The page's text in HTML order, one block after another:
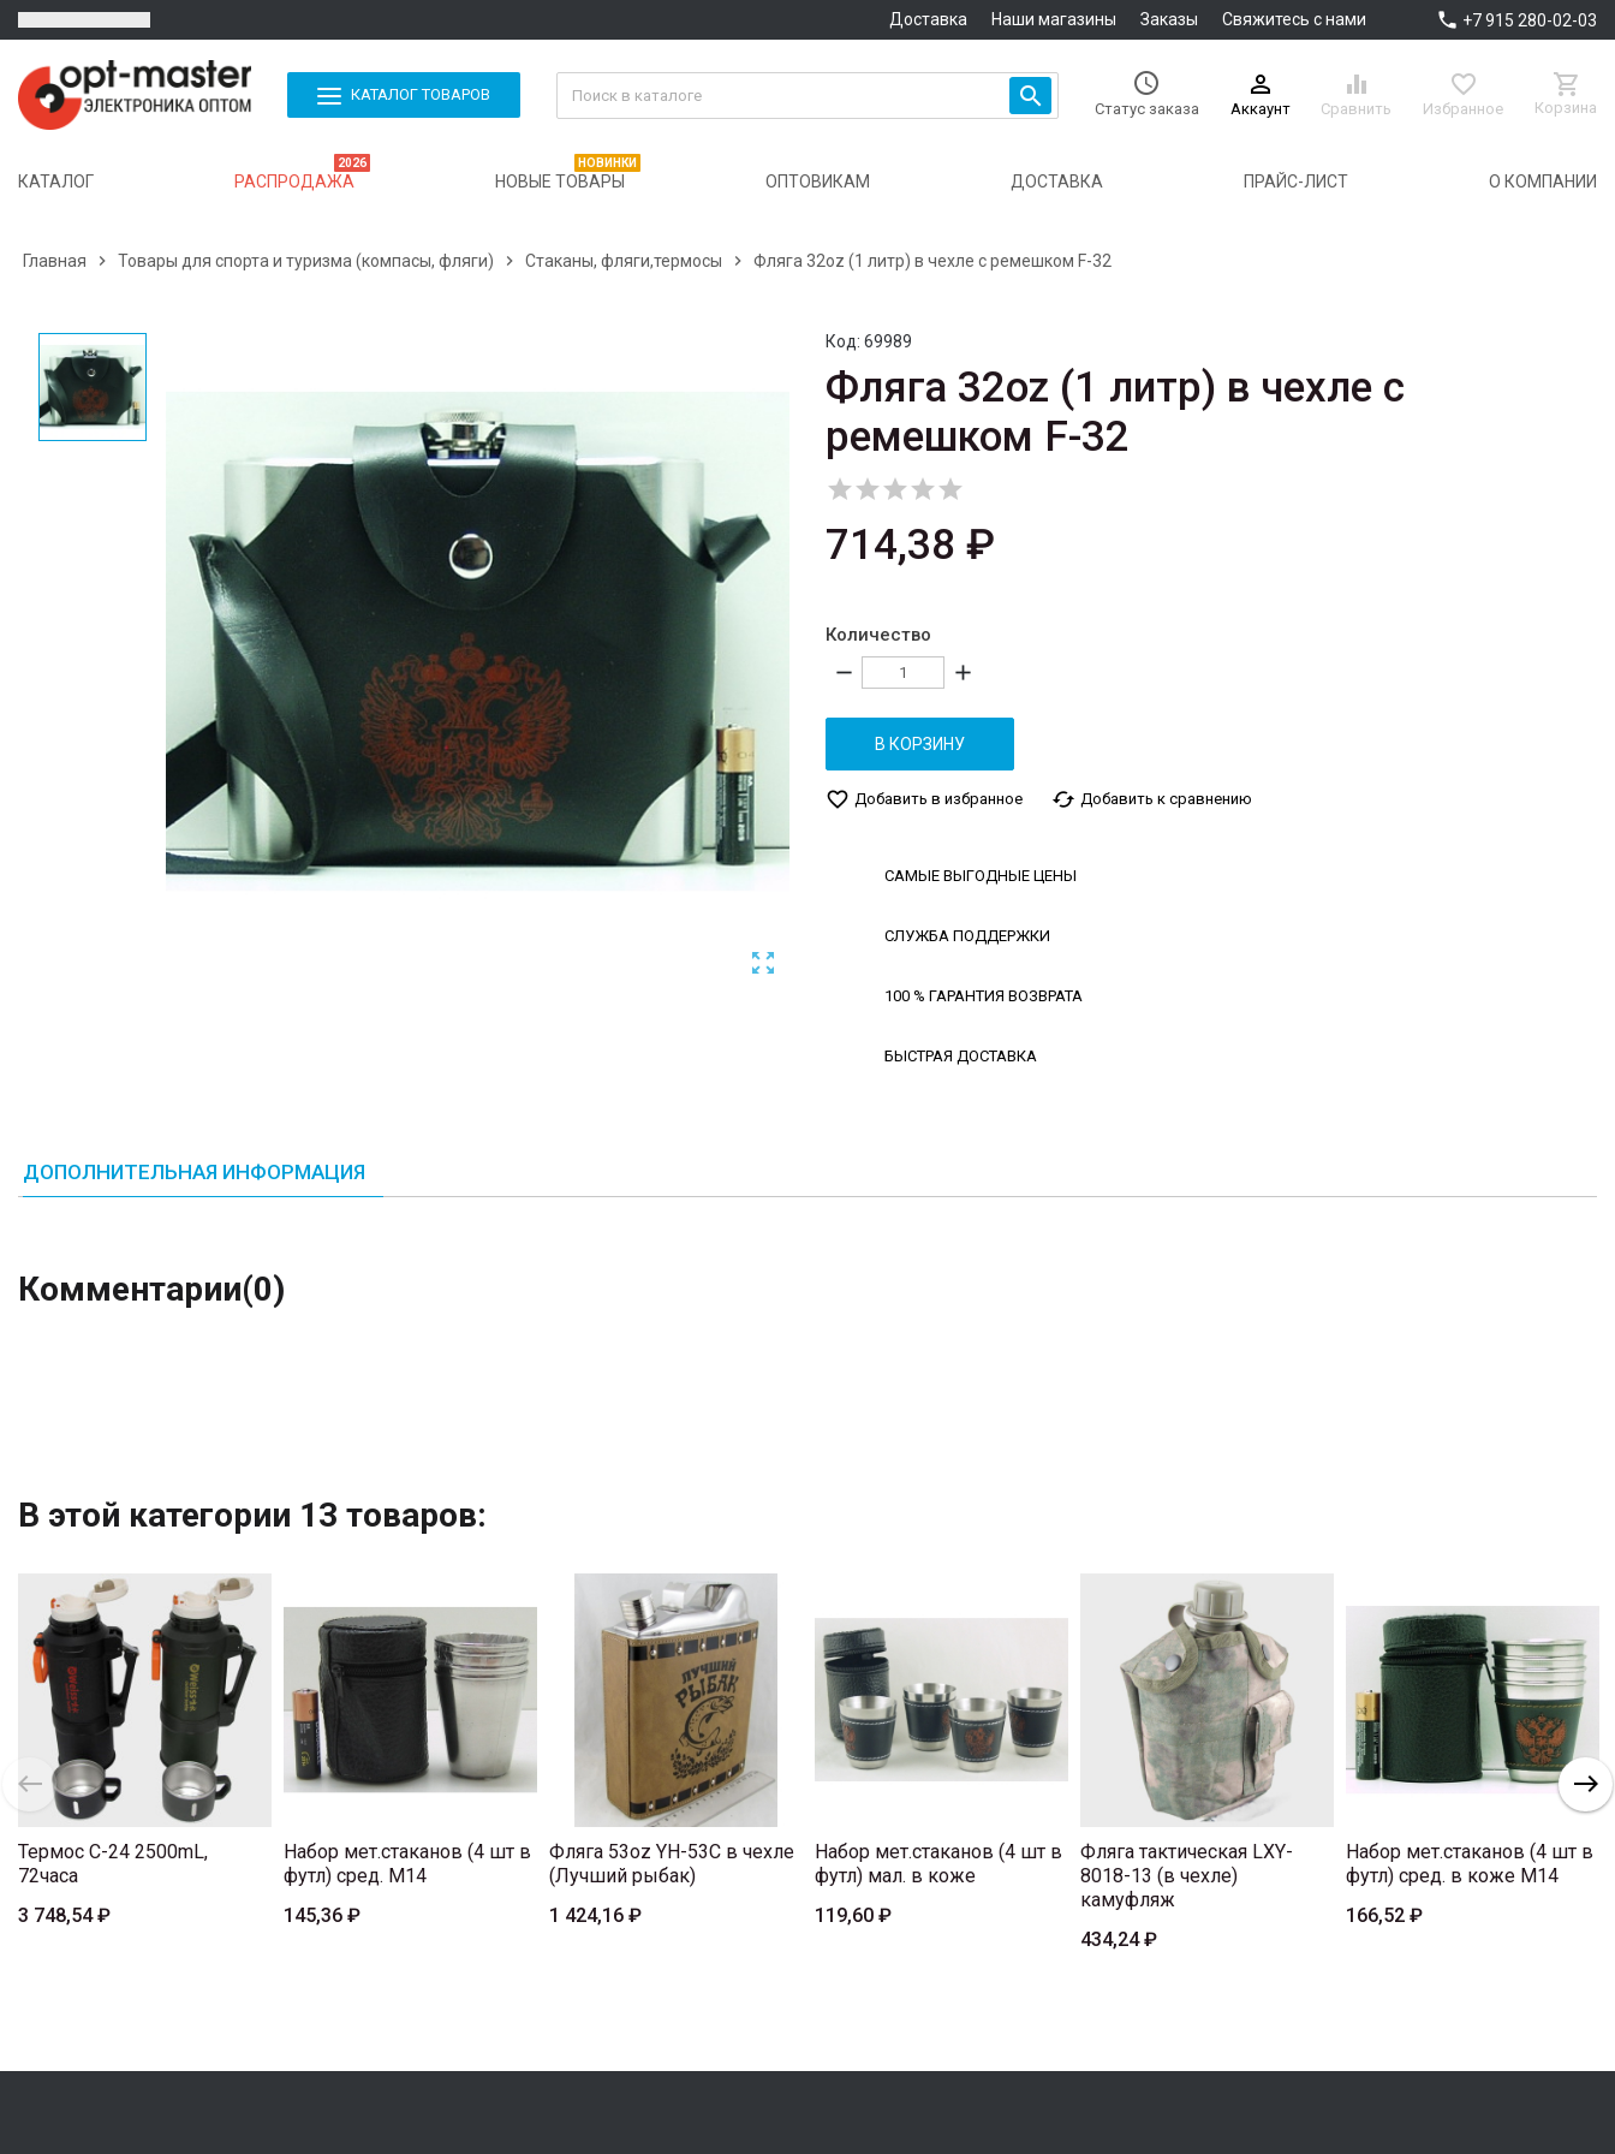
Доставка Наши магазины Заказы Свяжитесь с нами  +7 915 280-02-03
КАТАЛОГ ТОВАРОВ  
Статус заказа

Аккаунт

Сравнить

Избранное

Корзина
КАТАЛОГ РАСПРОДАЖА
2026
НОВЫЕ ТОВАРЫ
НОВИНКИ
ОПТОВИКАМ ДОСТАВКА ПРАЙС-ЛИСТ О КОМПАНИИ
Главная  Товары для спорта и туризма (компасы, фляги)  Стаканы, фляги,термосы  Фляга 32oz (1 литр) в чехле с ремешком F-32

Код: 69989
Фляга 32oz (1 литр) в чехле с
ремешком F-32

714,38 ₽
Количество
remove add
В КОРЗИНУ
favorite_border Добавить в избранное cached Добавить к сравнению
САМЫЕ ВЫГОДНЫЕ ЦЕНЫ
СЛУЖБА ПОДДЕРЖКИ
100 % ГАРАНТИЯ ВОЗВРАТА
БЫСТРАЯ ДОСТАВКА
ДОПОЛНИТЕЛЬНАЯ ИНФОРМАЦИЯ
Комментарии(0)
В этой категории 13 товаров:
Термос C-24 2500mL,
72часа
3 748,54 ₽
Набор мет.стаканов (4 шт в
футл) сред. M14
145,36 ₽
Фляга 53oz YH-53C в чехле
(Лучший рыбак)
1 424,16 ₽
Набор мет.стаканов (4 шт в
футл) мал. в коже
119,60 ₽
Фляга тактическая LXY-
8018-13 (в чехле)
камуфляж
434,24 ₽
Набор мет.стаканов (4 шт в
футл) сред. в коже M14
166,52 ₽